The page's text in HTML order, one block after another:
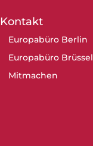
Kontakt
Europabüro Berlin
Europabüro Brüssel
Mitmachen